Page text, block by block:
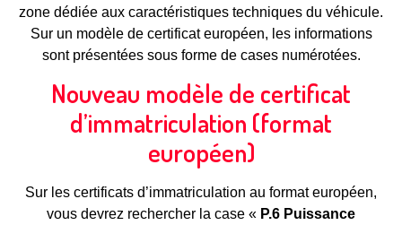
zone dédiée aux caractéristiques techniques du véhicule.
Sur un modèle de certificat européen, les informations
sont présentées sous forme de cases numérotées.
Nouveau modèle de certificat
d’immatriculation (format
européen)
Sur les certificats d’immatriculation au format européen,
vous devrez rechercher la case « P.6 Puissance